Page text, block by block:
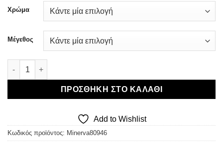
was:
€39,90.
τιμή
είναι:
€25,00.
Χρώμα
Μέγεθος
Μινέρβα Κορμάκι Ημιδιάφανο Naomi (+Χρώματα) ποσότητα
ΠΡΟΣΘΉΚΗ ΣΤΟ ΚΑΛΆΘΙ
Add to Wishlist
Κωδικός προϊόντος: Minerva80946